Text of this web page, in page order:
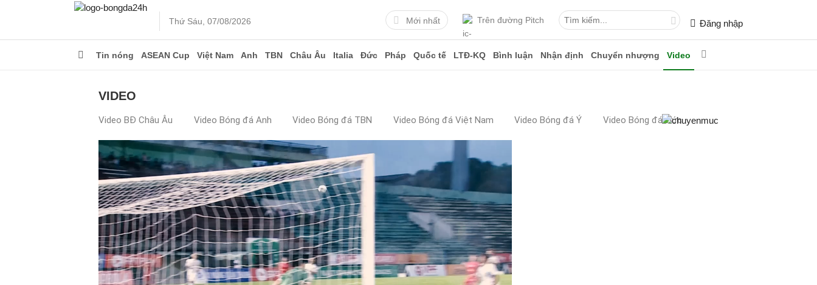
Thứ Sáu, 07/08/2026 Mới nhất Trên đường Pitch Đăng nhập
Tin nóng ASEAN Cup Việt Nam Anh TBN Châu Âu Italia Đức Pháp Quốc tế LTĐ-KQ Bình luận Nhận định Chuyển nhượng Video
VIDEO
Video BĐ Châu Âu Video Bóng đá Anh Video Bóng đá TBN Video Bóng đá Việt Nam Video Bóng đá Ý Video Bóng đá Đức